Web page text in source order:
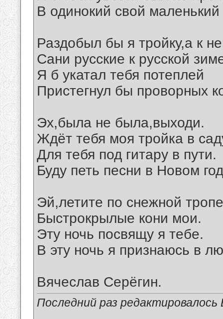
В одинокий свой
Раздобыл бы я тройку,а к
Сани русские к русской
Я б укатал тебя потеплей
Пристегнул бы проворных
Эх,была не была,выходи.
Ждёт тебя моя тройка в
Для тебя под гитару в пути.
Буду петь песни в Новом
Эй,летите по снежной
Быстрокрылые кони мои.
Эту ночь посвящу я тебе.
В эту ночь я признаюсь в
Вячеслав Серёгин.
Последний раз